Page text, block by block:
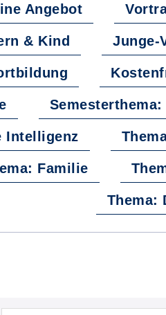
Angebot
& Kind Junge-
Semesterthema:
Intelligenz
Familie
Thema: